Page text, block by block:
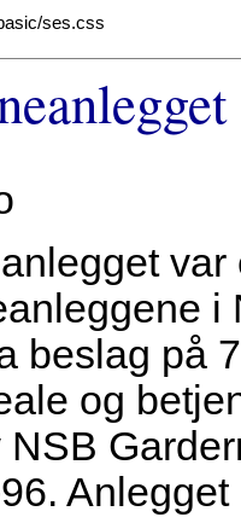
ses.css
i
beslag på
og
NSB